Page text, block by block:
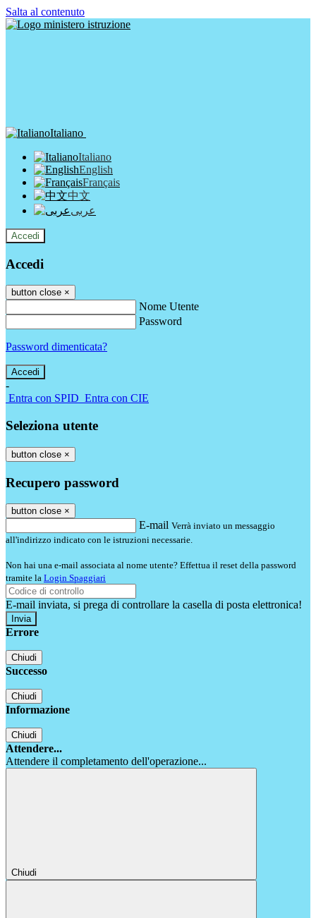
Salta al contenuto
Italiano
Italiano
English
Français
中文
عربى
Accedi
Accedi
button close ×
Nome Utente
Password
Password dimenticata?
-
Entra con SPID Entra con CIE
Seleziona utente
button close ×
Recupero password
button close ×
E-mail Verrà inviato un messaggio
all'indirizzo indicato con le istruzioni necessarie.
Non hai una e-mail associata al nome utente? Effettua il reset della password
tramite la Login Spaggiari
E-mail inviata, si prega di controllare la casella di posta elettronica!
Errore
Chiudi
Successo
Chiudi
Informazione
Chiudi
Attendere...
Attendere il completamento dell'operazione...
Chiudi